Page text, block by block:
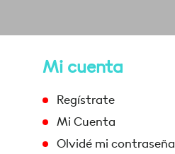
Mi cuenta
Regístrate
Mi Cuenta
Olvidé mi contraseña